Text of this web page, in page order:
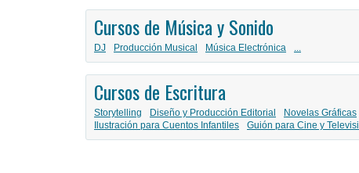
Cursos de Música y Sonido
DJ Producción Musical Música Electrónica ...
Cursos de Escritura
Storytelling Diseño y Producción Editorial
Novelas Gráficas
Ilustración para Cuentos Infantiles
Guión para Cine y